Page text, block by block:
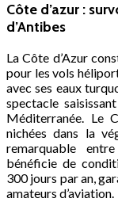
Côte d’azur :
d’Antibes
La Côte d’Azur
pour les vols
avec ses eaux
spectacle
Méditerranée. Le
nichées dans la
remarquable
bénéficie de
300 jours par an,
amateurs d’aviation.